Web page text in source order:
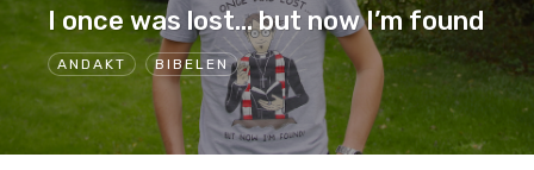
ANDAKT BIBELEN
I once was lost… but now I’m found